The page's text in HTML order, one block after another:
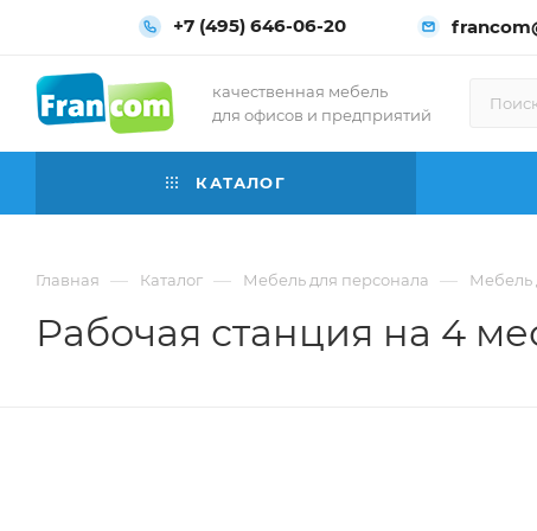
+7 (495) 646-06-20
качественная мебель
для офисов и предприятий
КАТАЛОГ
Главная — Каталог — Мебель для персонала — Мебель
Рабочая станция на 4